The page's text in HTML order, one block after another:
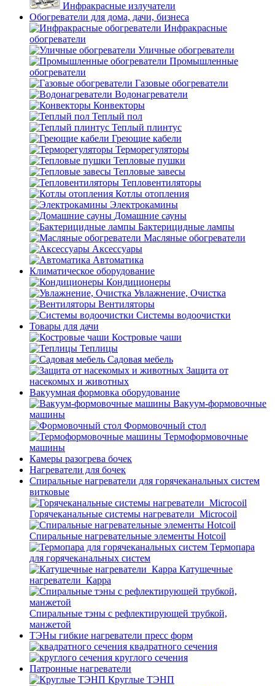
Инфракрасные излучатели
Обогреватели для дома, дачи, бизнеса
Инфракрасные
обогреватели
Уличные обогреватели
Промышленные
обогреватели
Газовые обогреватели
Водонагреватели
Конвекторы
Теплый пол
Теплый плинтус
Греющие кабели
Терморегуляторы
Тепловые пушки
Тепловые завесы
Тепловентиляторы
Котлы отопления
Электрокамины
Домашние сауны
Бактерицидные лампы
Масляные обогреватели
Аксессуары
Автоматика
Климатическое оборудование
Кондиционеры
Увлажнение, Очистка
Вентиляторы
Системы водоочистки
Товары для дачи
Костровые чаши
Теплицы
Садовая мебель
Защита от
насекомых и животных
Вакуумная формовка оборудование
Вакуум-формовочные
машины
Формовочный стол
Термоформовочные
машины
Камеры разогрева бочек
Нагреватели для бочек
Спиральные нагреватели для горячеканальных систем
витковые
Горячеканальные системы нагреватели_Microcoil
Спиральные нагревательные элементы Hotcoil
Термопара
для горячеканальных систем
Катушечные
нагреватели_Карра
Спиральные тэны с рефлектирующей трубкой,
манжетой
ТЭНы гибкие нагреватели пресс форм
квадратного сечения
круглого сечения
Патронные нагреватели
Круглые ТЭНП